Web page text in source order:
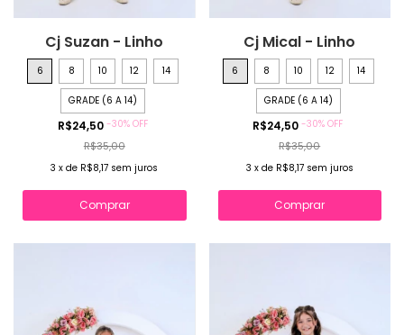
Cj Suzan - Linho
6 8 10 12 14
GRADE (6 A 14)
R$24,50 -30% OFF
R$35,00
3 xde R$8,17 sem juros
Comprar
Cj Mical - Linho
6 8 10 12 14
GRADE (6 A 14)
R$24,50-30%OFF
R$35,00
3 x de R$8,17 sem juros
Comprar